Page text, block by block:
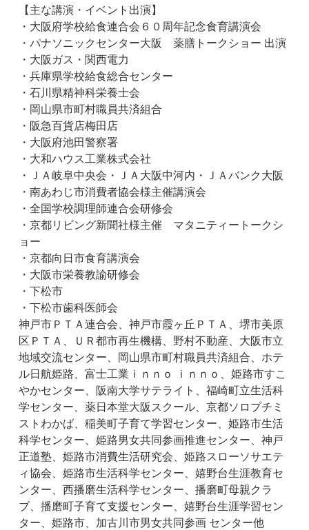
【主な講演・イベント出演】
・大阪府学校給食連合会６０周年記念食育講演会
・パナソニックセンター大阪 薬膳トークショー 出演
・大阪ガス・関西電力
・兵庫県学校給食総合センター
・石川県精神科栄養士会
・岡山県市町村職員共済組合
・阪急百貨店梅田店
・大阪府池田警察署
・大和ハウス工業株式会社
・ＪＡ岐阜中央会・ＪＡ大阪中河内・ＪＡバンク大阪
・南あわじ市消費者協会様主催講演会
・全国学校調理師連合会研修会
・京都リビング新聞社様主催 マタニティートークシ
ョー
・京都向日市食育講演会
・大阪市栄養教諭研修会
・下松市
・下松市歯科医師会
神戸市ＰＴＡ連合会、神戸市霞ヶ丘ＰＴＡ、堺市美原
区ＰＴＡ、ＵＲ都市再生機構、野村不動産、大阪市立
地域交流センター、岡山県市町村職員共済組合、ホテ
ル日航姫路、富士工業ｉｎｎｏ ｉｎｎｏ、姫路市すこ
やかセンター、阪南大学サテライト、福崎町立生活科
学センター、薬日本堂大阪スクール、京都ソロプチミ
ストわかば、稲美町子育て学習センター、姫路市生活
科学センター、姫路男女共同参画推進センター、神戸
正道塾、姫路市消費生活研究会、姫路スローソサエテ
ィ協会、姫路市生活科学センター、嬉野台生涯教育セ
ンター、西播磨生活科学センター、播磨町母親クラ
ブ、播磨町子育て支援センター、嬉野台生涯学習セン
ター、姫路市、加古川市男女共同参画 センター他